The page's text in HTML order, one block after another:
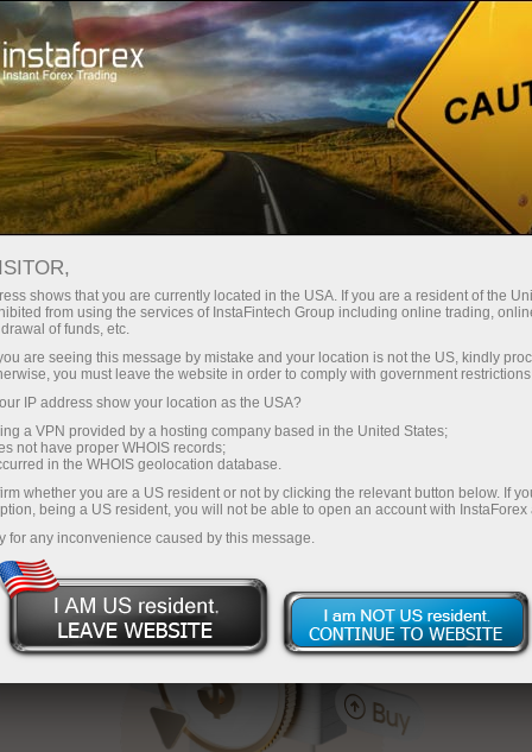
InstaForex
通过InstaForex获得真正竞争力的机
点差和手续费，以及股票和指数交
易的优惠条件
时可获得高达30%的奖金，并享受
其他促销活动和优惠
赛道速度与交易速度共享相同价值
最低
每笔存款
30%奖金
交易速度
与赛道速度
您的专属礼物大奖
充值$333—选择价值高达$1,500的礼物
无风险交易—
我们保证您的利润
最高X1000奖金—市场上最大倍数
shows that you are currently located in the USA. If you are a resident of the
from using the services of InstaFintech Group including online trading,
of funds, etc.
are seeing this message by mistake and your location is not the US, kindly
you must leave the website in order to comply with government
IP address show your location as the USA?
a VPN provided by a hosting company based in the United States;
not have proper WHOIS records;
in the WHOIS geolocation database.
whether you are a US resident or not by clicking the relevant button below. If
being a US resident, you will not be able to open an account with InstaForex
for any inconvenience caused by this message.